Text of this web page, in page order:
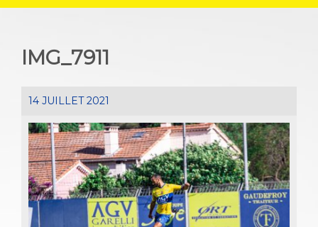
IMG_7911
14 JUILLET 2021